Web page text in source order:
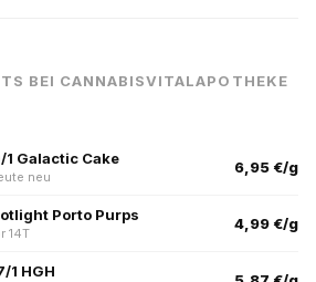
BEI CANNABISVITALAPOTHEKE
1 Galactic Cake
neu
6,95 €/g
Porto Purps
14T
4,99 €/g
1 HGH